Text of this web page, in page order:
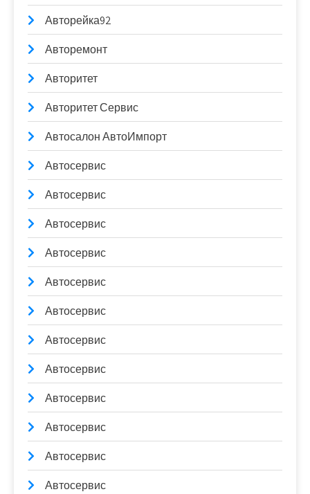
Авторейка92
Авторемонт
Авторитет
Авторитет Сервис
Автосалон АвтоИмпорт
Автосервис
Автосервис
Автосервис
Автосервис
Автосервис
Автосервис
Автосервис
Автосервис
Автосервис
Автосервис
Автосервис
Автосервис